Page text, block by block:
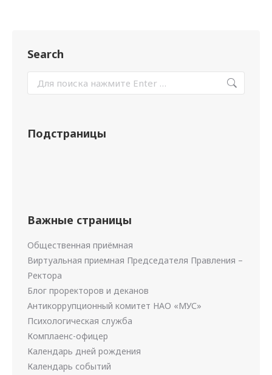
Search
Подстраницы
Важные страницы
Общественная приёмная
Виртуальная приемная Председателя Правления –
Ректора
Блог проректоров и деканов
Антикоррупционный комитет НАО «МУС»
Психологическая служба
Комплаенс-офицер
Календарь дней рождения
Календарь событий